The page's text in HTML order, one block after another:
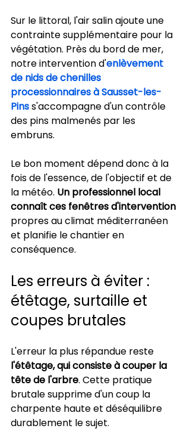
Sur le littoral, l'air salin ajoute une
contrainte supplémentaire pour la
végétation. Près du bord de mer,
notre intervention d'enlèvement
de nids de chenilles
processionnaires à Sausset-les-
Pins s'accompagne d'un contrôle
des pins malmenés par les
embruns.
Le bon moment dépend donc à la
fois de l'essence, de l'objectif et de
la météo. Un professionnel local
connaît ces fenêtres d'intervention
propres au climat méditerranéen
et planifie le chantier en
conséquence.
Les erreurs à éviter :
étêtage, surtaille et
coupes brutales
L'erreur la plus répandue reste
l'étêtage, qui consiste à couper la
tête de l'arbre. Cette pratique
brutale supprime d'un coup la
charpente haute et déséquilibre
durablement le sujet.